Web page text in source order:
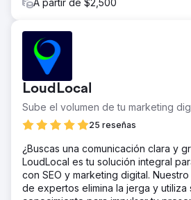
LoudLocal
Sube el volumen de tu marketing
25 reseñas
¿Buscas una comunicación clara y
LoudLocal es tu solución integral
con SEO y marketing digital.
de expertos elimina la jerga y utiliza